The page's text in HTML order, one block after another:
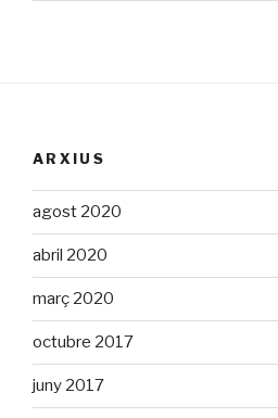
ARXIUS
agost 2020
abril 2020
març 2020
octubre 2017
juny 2017